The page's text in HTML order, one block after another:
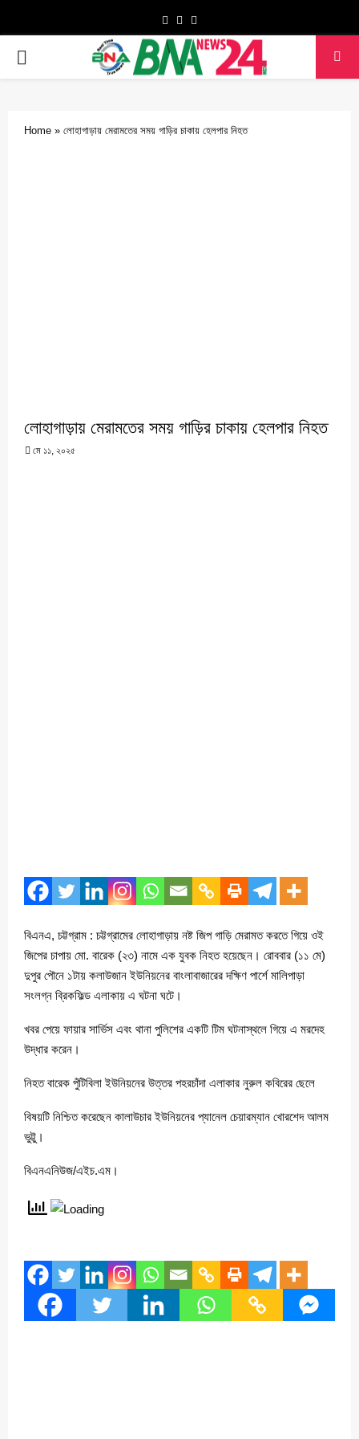
Facebook
Twitter
PRIMARY
Home » লোহাগাড়ায় মেরামতের সময় গাড়ির চাকায় হেলপার নিহত
লোহাগাড়ায় মেরামতের সময় গাড়ির চাকায় হেলপার নিহত
মে ১১, ২০২৫
বিএনএ, চট্টগ্রাম : চট্টগ্রামের লোহাগাড়ায় নষ্ট জিপ গাড়ি মেরামত করতে গিয়ে ওই
জিপের চাপায় মো. বারেক (২৩) নামে এক যুবক নিহত হয়েছেন। রোববার (১১ মে)
দুপুর পৌনে ১টায় কলাউজান ইউনিয়নের বাংলাবাজারের দক্ষিণ পার্শে মালিপাড়া
সংলগ্ন ব্রিকফিল্ড এলাকায় এ ঘটনা ঘটে।
খবর পেয়ে ফায়ার সার্ভিস এবং থানা পুলিশের একটি টিম ঘটনাস্থলে গিয়ে এ মরদেহ
উদ্ধার করেন।
নিহত বারেক পুঁটিবিলা ইউনিয়নের উত্তর পহরচাঁদা এলাকার নুরুল কবিরের ছেলে
বিষয়টি নিশ্চিত করেছেন কালাউচার ইউনিয়নের প্যানেল চেয়ারম্যান খোরশেদ আলম
ভুট্টু।
বিএনএনিউজ/এইচ.এম।